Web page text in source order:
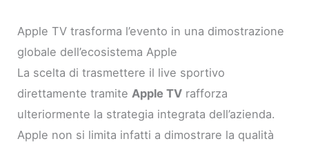
Apple TV trasforma l’evento in una dimostrazione
globale dell’ecosistema Apple
La scelta di trasmettere il live sportivo
direttamente tramiteApple TV rafforza
ulteriormente la strategia integrata dell’azienda.
Apple non si limita infatti a dimostrare la qualità